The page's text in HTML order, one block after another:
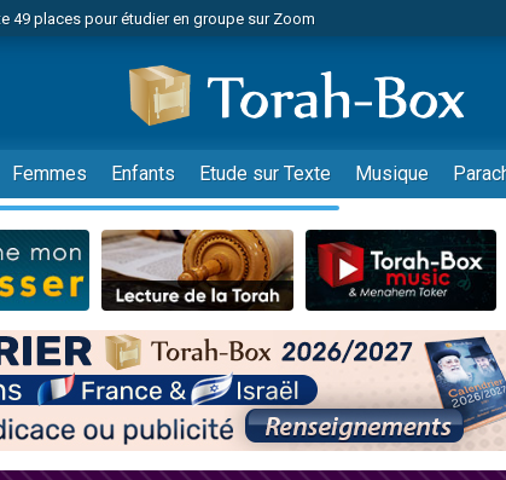
49 places pour étudier en groupe sur Zoom
viennent de nous rejoindre sur WhatsApp
viennent de nous rejoindre sur WhatsApp
viennent de faire un don pour Reloger Rivka, 6 enfants, victime
viennent de faire un don pour 1 Journée de Vacances Pour les
viennent de demander une bénédiction
viennent de nous rejoindre sur WhatsApp
49 places pour étudier en groupe sur Zoom
de donner son Maasser
viennent de nous rejoindre sur WhatsApp
viennent de nous rejoindre sur WhatsApp
de donner son Maasser
Femmes Enfants Etude sur Texte Musique